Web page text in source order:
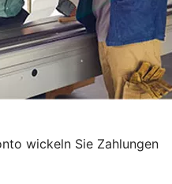
wickeln Sie Zahlungen